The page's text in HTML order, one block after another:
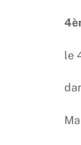
le